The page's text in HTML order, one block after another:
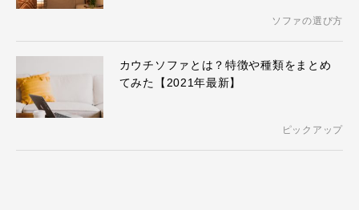
ソファの選び方
カウチソファとは？特徴や種類をまとめ
てみた【2021年最新】
ピックアップ